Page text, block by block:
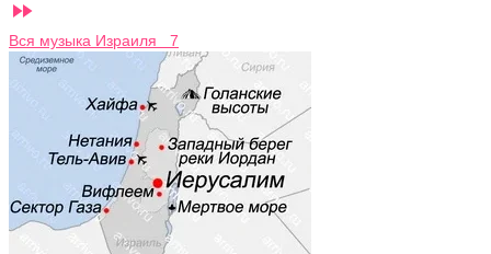

Вся музыка Израиля 7